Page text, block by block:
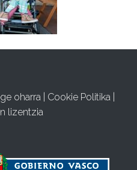
oharra Cookie Politika
lizentzia